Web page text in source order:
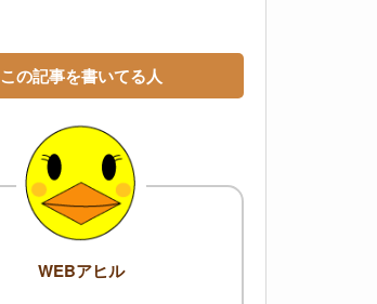
この記事を書いてる人
WEBアヒル